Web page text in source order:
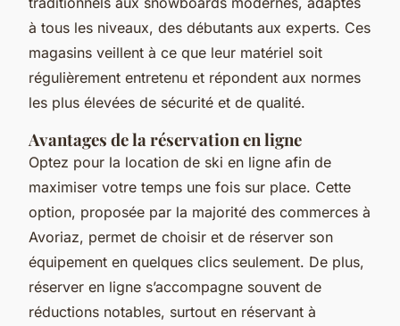
à tous les niveaux, des débutants aux experts. Ces
magasins veillent à ce que leur matériel soit
régulièrement entretenu et répondent aux normes
les plus élevées de sécurité et de qualité.
Avantages de la réservation en ligne
Optez pour la location de ski en ligne afin de
maximiser votre temps une fois sur place. Cette
option, proposée par la majorité des commerces à
Avoriaz, permet de choisir et de réserver son
équipement en quelques clics seulement. De plus,
réserver en ligne s’accompagne souvent de
réductions notables, surtout en réservant à